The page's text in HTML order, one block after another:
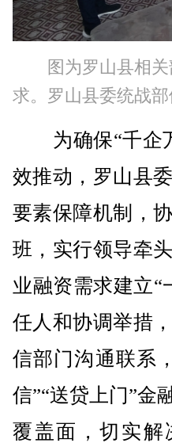
图为罗山县相
求。罗山县委统战部
为确保“千企万
效推动，罗山县
要素保障机制，
班，实行领导牵
业融资需求建立“
任人和协调举措
信部门沟通联系
信”“送贷上门”金
覆盖面，切实解